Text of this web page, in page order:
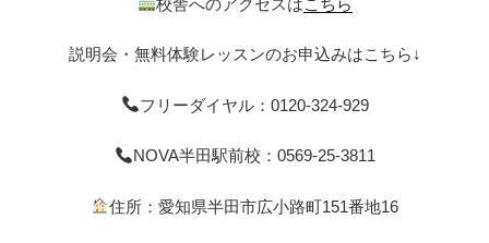
説明会・無料体験レッスンのお申込みはこちら↓
フリーダイヤル：0120-324-929
NOVA半田駅前校：0569-25-3811
住所：愛知県半田市広小路町151番地16